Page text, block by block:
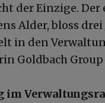
der Einzige. Der
Alder, bloss drei
in den
Goldbach
im